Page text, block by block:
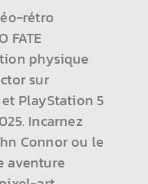
rétro
FATE
physique
sur
PlayStation 5
Incarnez
Connor ou le
aventure